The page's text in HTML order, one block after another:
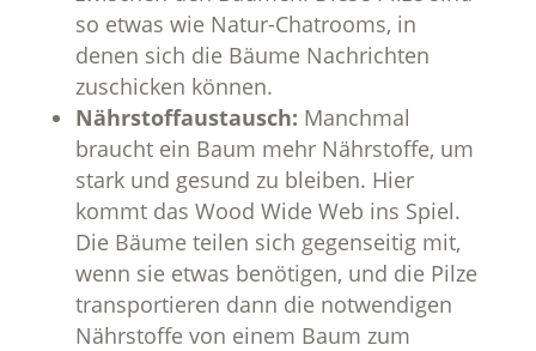
so etwas wie Natur-Chatrooms, in
denen sich die Bäume Nachrichten
zuschicken können.
Nährstoffaustausch: Manchmal
braucht ein Baum mehr Nährstoffe, um
stark und gesund zu bleiben. Hier
kommt das Wood Wide Web ins Spiel.
Die Bäume teilen sich gegenseitig mit,
wenn sie etwas benötigen, und die Pilze
transportieren dann die notwendigen
Nährstoffe von einem Baum zum